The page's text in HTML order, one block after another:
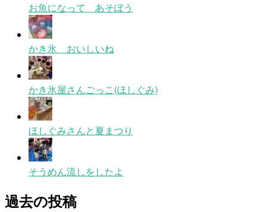
お魚になって あそぼう
かき氷 おいしいね
かき氷屋さんごっこ(ほしぐみ)
ほしぐみさんと夏まつり
そうめん流しをしたよ
過去の投稿